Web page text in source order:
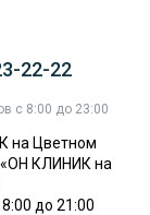
22-22
с 8:00 до 23:00
на Цветном
«ОН КЛИНИК на
до 21:00